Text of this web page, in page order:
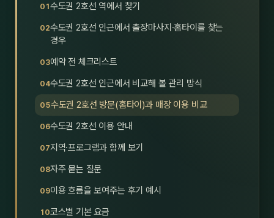
수도권 2호선 역에서 찾기
수도권 2호선 인근에서 출장마사지·홈타이를 찾는
경우
예약 전 체크리스트
수도권 2호선 인근에서 비교해 볼 관리 방식
수도권 2호선 방문(홈타이)과 매장 이용 비교
수도권 2호선 이용 안내
지역·프로그램과 함께 보기
자주 묻는 질문
이용 흐름을 보여주는 후기 예시
코스별 기본 요금